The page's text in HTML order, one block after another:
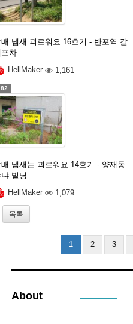
배 냄새 괴로워요 16호기 - 반포역 갈
포차
HellMaker
1,161
배 냄새는 괴로워요 14호기 - 양재동
빌딩
HellMaker
1,079
목록
1 2 3
About